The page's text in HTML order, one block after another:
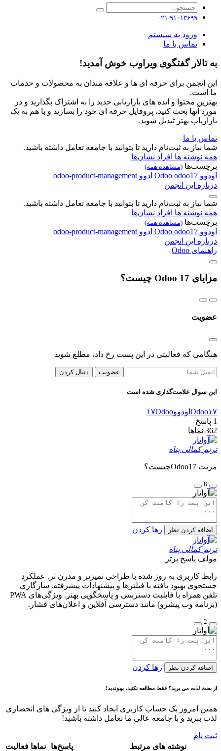
۰۲۱-۹۱۰۱۳۶۹۹
ورود به سیستم
تماس با ما
به تالار گفتگوی ویراوب خوش آمدید!
این انجمن برای حرفه ای ها و علاقه مندان به محصولات و خدمات
ما است.
بهترین محتوا و ایده های بازاریابی جدید را به اشتراک بگذارید و در
مورد آنها بحث کنید، پروفایل حرفه ای خود را بسازید و با هم به یک
بازاریاب بهتر تبدیل شوید.
تماس با ما
شما نیاز به ثبت‌نام دارید تا بتوانید با جامعه تعامل داشته باشید.
همه نوشته ها افراد نشان‌ها
برچسب‌ها (مشاهده همه)
اودوو Odoo odoo17 ادوو odoo-product-management
درباره این انجمن
شما نیاز به ثبت‌نام دارید تا بتوانید با جامعه تعامل داشته باشید.
همه نوشته ها افراد نشان‌ها
برچسب‌ها (مشاهده همه)
اودوو Odoo odoo17 ادوو odoo-product-management
درباره این انجمن
راهنمای Odoo
مزایای Odoo 17 چیست؟
عضویت
هنگامی که فعالیتی در این پست رخ داد، مطلع شوید
عضویت دنبال کردن
این سوال علامت‌گذاری شده است
Odoo۱۷ اودوو۱۷Odoo
1 پاسخ
362 نماها
ترنم کمالی پناه
مزیت Odoo17چیست؟
8
اضافه کردن نظر رها کردن
ترنم کمالی پناه
مولف پاسخ برتر
رابط کاربری به روز شده با طراحی تمیزتر و مدرن تر. عملکرد
جستجوی بهبود یافته با فیلترها و پیشنهادات پیشرفته. سازگاری
تلفن همراه با قابلیت دسترسی و پاسخگویی بهتر. ویژگی‌های PWA
(برنامه وب پیشرو) مانند دسترسی آفلاین و اعلان‌های فشار.
2
اضافه کردن نظر رها کردن
از بحث لذت می برید؟ فقط مطالعه نکنید، بپیوندید!
همین امروز یک حساب کاربری ایجاد کنید تا از ویژگی های انحصاری
لذت ببرید و با جامعه عالی ما تعامل داشته باشید!
ثبت نام
نوشته های مرتبط
پاسخ‌ها نماها فعالیت